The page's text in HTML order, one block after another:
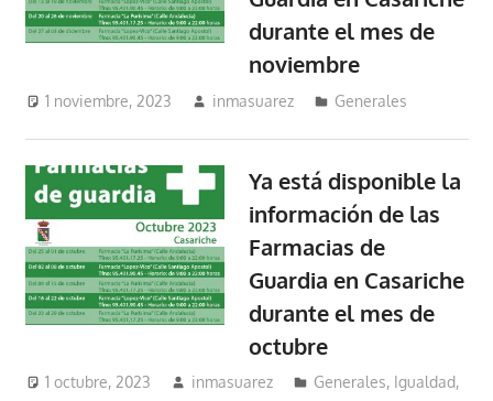
durante el mes de
noviembre
1 noviembre, 2023 inmasuarez Generales
Ya está disponible la
información de las
Farmacias de
Guardia en Casariche
durante el mes de
octubre
1 octubre, 2023 inmasuarez Generales, Igualdad,